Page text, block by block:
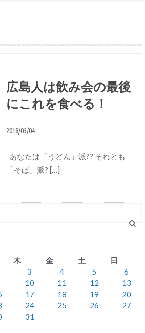
広島人は飲み会の最後
にこれを食べる！
2018/05/04
あなたは「うどん」派?? それとも
「そば」派? […]
木 金 土
日
3 4 5
6
10 11 12
13
17 18 19
20
24 25 26
27
31